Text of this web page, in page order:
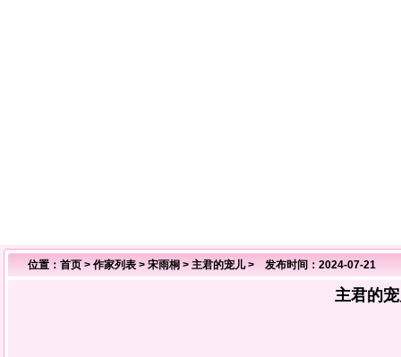
位置： 首页 > 作家列表 > 宋雨桐 > 主君的宠儿> 发布时间：2024-07-21
主君的